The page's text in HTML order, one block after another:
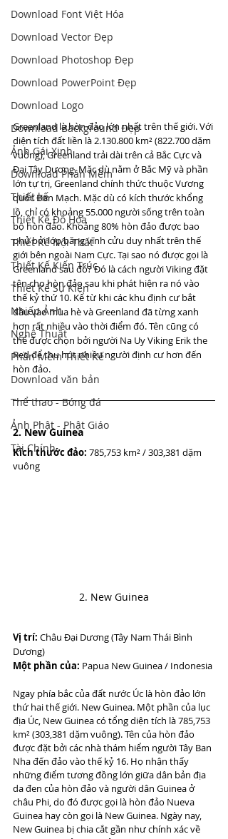
Download Font Việt Hóa
Download Vector Đẹp
Download Photoshop Đẹp
Download PowerPoint Đẹp
Download Logo
Download Background Đẹp
Ảnh Gái Xinh
Download Phần Mềm
Thiết kế
Thiết Kế Đồ Họa
Thiết Kế Nội Thất
Thiết Kế Kiến Trúc
Thiết Kế Sự Kiện
Nhiếp Ảnh
Nghệ Thuật
Phần Mềm Thiết Kế
Download văn bản
Thể thao - Bóng đá
Ảnh Phật - Phật Giáo
Tài Chính
Greenland là hòn đảo lớn nhất trên thế giới. Với
diện tích đất liền là 2.130.800 km² (822.700 dặm
vuông), Greenland trải dài trên cả Bắc Cực và
Đại Tây Dương. Mặc dù nằm ở Bắc Mỹ và phần
lớn tự trị, Greenland chính thức thuộc Vương
quốc Đan Mạch. Mặc dù có kích thước khổng
lồ, chỉ có khoảng 55.000 người sống trên toàn
bộ hòn đảo. Khoảng 80% hòn đảo được bao
phủ bởi lớp băng vĩnh cửu duy nhất trên thế
giới bên ngoài Nam Cực. Tại sao nó được gọi là
Greenland sau đó? Đó là cách người Viking đặt
tên cho hòn đảo sau khi phát hiện ra nó vào
thế kỷ thứ 10. Kể từ khi các khu định cư bắt
đầu vào mùa hè và Greenland đã từng xanh
hơn rất nhiều vào thời điểm đó. Tên cũng có
thể được chọn bởi người Na Uy Viking Erik the
Red để thu hút nhiều người định cư hơn đến
hòn đảo.
2. New Guinea
Kích thước đảo: 785,753 km² / 303,381 dặm
vuông
2. New Guinea
Vị trí: Châu Đại Dương (Tây Nam Thái Bình
Dương)
Một phần của: Papua New Guinea / Indonesia
Ngay phía bắc của đất nước Úc là hòn đảo lớn
thứ hai thế giới. New Guinea. Một phần của lục
địa Úc, New Guinea có tổng diện tích là 785,753
km² (303,381 dặm vuông). Tên của hòn đảo
được đặt bởi các nhà thám hiểm người Tây Ban
Nha đến đảo vào thế kỷ 16. Họ nhận thấy
những điểm tương đồng lớn giữa dân bản địa
da đen của hòn đảo và người dân Guinea ở
châu Phi, do đó được gọi là hòn đảo Nueva
Guinea hay còn gọi là New Guinea. Ngày nay,
New Guinea bị chia cắt gần như chính xác về